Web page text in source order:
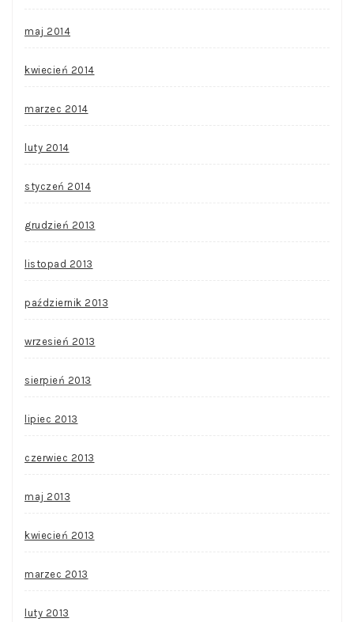
maj 2014
kwiecień 2014
marzec 2014
luty 2014
styczeń 2014
grudzień 2013
listopad 2013
październik 2013
wrzesień 2013
sierpień 2013
lipiec 2013
czerwiec 2013
maj 2013
kwiecień 2013
marzec 2013
luty 2013